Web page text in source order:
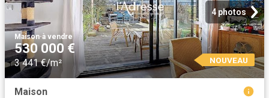
4 photos
Maison·à vendre
530 000 €
3 441 €/m² NOUVEAU
Maison